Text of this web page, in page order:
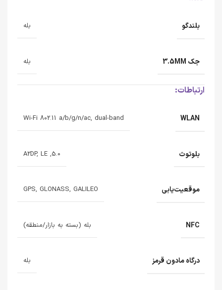
بلندگو بله
جک 3.5MM بله
ارتباطات:
WLAN
Wi-Fi 802.11 a/b/g/n/ac, dual-band
بلوتوث 5.0, A2DP, LE
موقعیت‌یابی GPS, GLONASS, GALILEO
NFC بله (بسته به بازار/منطقه)
درگاه مادون قرمز بله